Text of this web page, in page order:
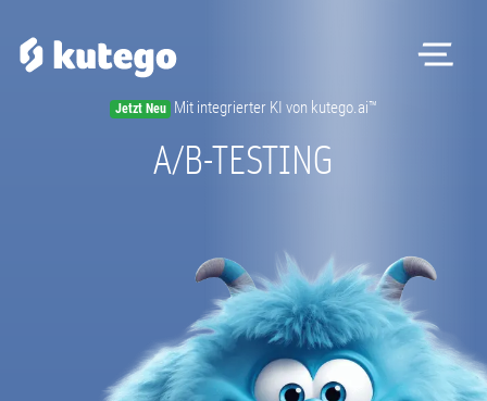
Jetzt Neu Mit integrierter KI von kutego.ai™
A/B-TESTING
Software
Kontakt
Magazin